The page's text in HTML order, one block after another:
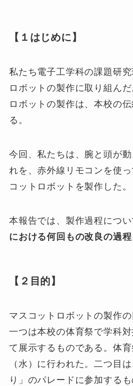
【１はじめに】
私たち電子工学科の課題研
ロボットの製作に取り組ん
ロボットの製作は、本校の
る。
今回、私たちは、腕と頭が
れを、赤外線リモコンを使
コットロボットを製作した。
本報告では、製作過程につ
における何回もの改良の過程
【２目的】
マスコットロボットの製作の
一つは本校の体育祭で学科
て展示するものである。体
（水）に行われた。二つ目
り」のパレードに参加する